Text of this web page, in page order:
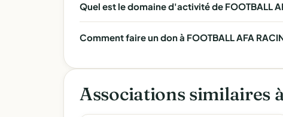
Quel est le domaine d'activité de FOOTBALL
Comment faire un don à FOOTBALL AFA
Associations similaires